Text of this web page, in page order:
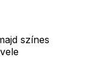
színes